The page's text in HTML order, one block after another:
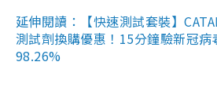
延伸閱讀：【快速測試套裝】
測試劑換購優惠！15分鐘驗新冠病
98.26%